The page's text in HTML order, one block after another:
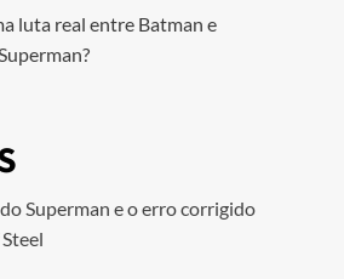
luta real entre Batman e
Superman?
Superman e o erro corrigido